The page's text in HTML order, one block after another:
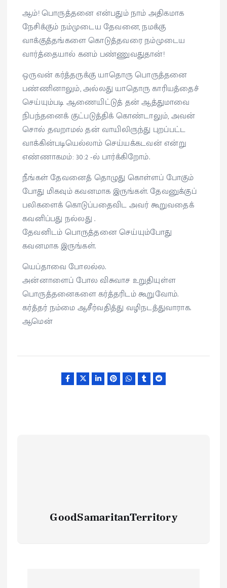
ஆம்! பொருத்தனை என்பதும் நாம் அதிகமாக
நேசிக்கும் நம்முடைய தேவனை, நமக்கு
வாக்குத்தங்களை கொடுத்தவரை நம்முடைய
வார்த்தையால் கனம் பண்ணுவதுதான்!
ஒருவன் கர்த்தருக்கு யாதொரு பொருத்தனை
பண்ணினாலும், அல்லது யாதொரு காரியத்தைச்
செய்யும்படி ஆணையிட்டுத் தன் ஆத்துமாவை
நிபந்தனைக் குட்படுத்திக் கொண்டாலும், அவன்
சொல் தவறாமல் தன் வாயிலிருந்து புறப்பட்ட
வாக்கின்படியெல்லாம் செய்யக்கடவன் என்று
எண்ணாகமம்: 30:2 -ல் பார்க்கிறோம்.
நீங்கள் தேவனைத் தொழுது கொள்ளப் போகும்
போது மிகவும் கவனமாக இருங்கள். தேவனுக்குப்
பலிகளைக் கொடுப்பதைவிட அவர் கூறுவதைக்
கவனிப்பது நல்லது .
தேவனிடம் பொருத்தனை செய்யும்போது
கவனமாக இருங்கள்.
யெப்தாவை போலல்ல.
அன்னாளைப் போல விசுவாச உறுதியுள்ள
பொருத்தனைகளை கர்த்தரிடம் கூறுவோம்.
கர்த்தர் நம்மை ஆசீர்வதித்து வழிநடத்துவாராக.
ஆமென்
GoodSamaritanTerritory